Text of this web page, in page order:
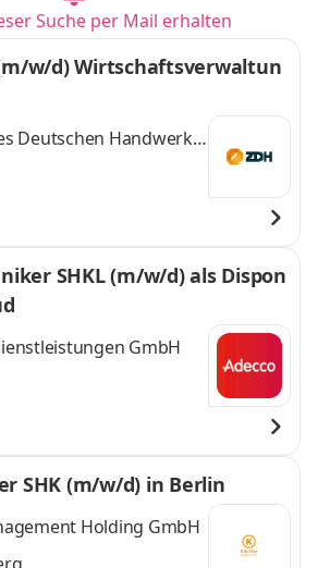
Suche per Mail erhalten
Deutschen Handwerks
SHKL (m/w/d) als Dispon
GmbH
SHK (m/w/d) in Berlin
Holding GmbH